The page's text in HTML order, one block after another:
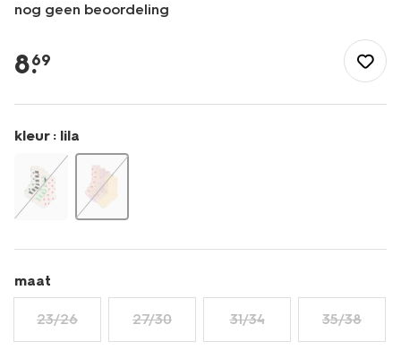
nog geen beoordeling
bloemen-
-
paar-
lila-
4320740LILAC.html
8.
69
kleur : lila
maat
23/26 27/30 31/34 35/38